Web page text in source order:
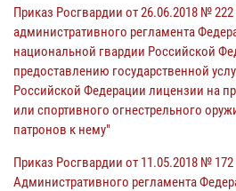
Приказ Росгвардии от 26.06.2018 №
административного регламента
национальной гвардии Российской
предоставлению государственной
Российской Федерации лицензии на
или спортивного огнестрельного
патронов к нему"
Приказ Росгвардии от 11.05.2018 №
Административного регламента